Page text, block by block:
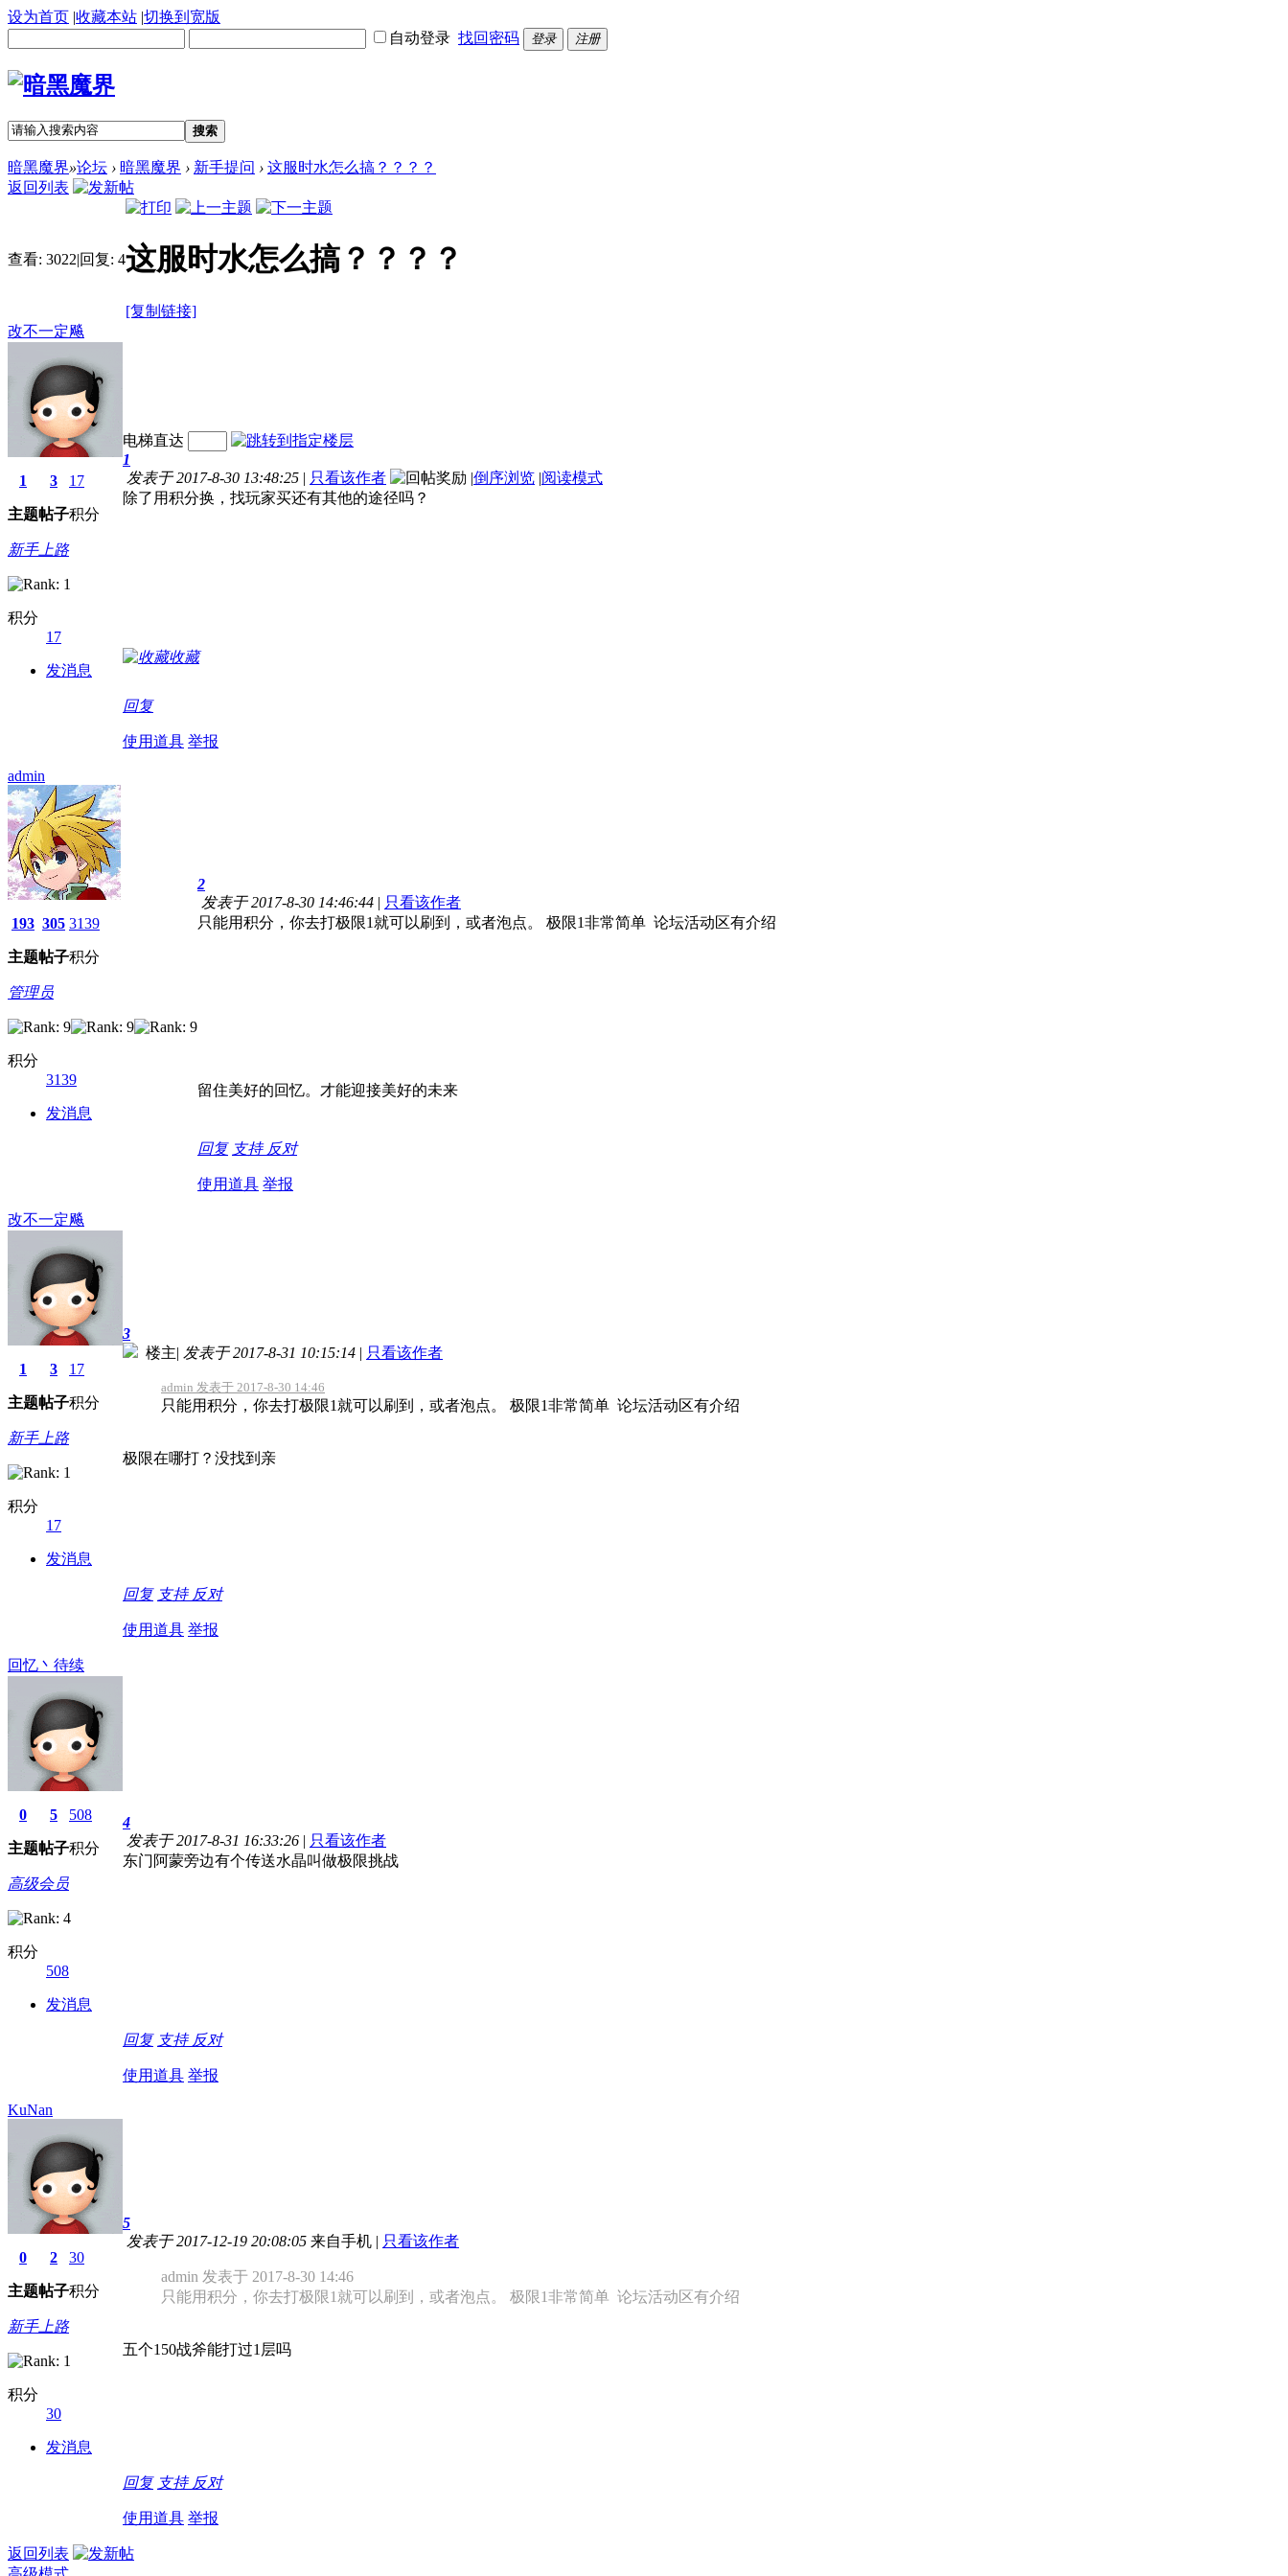
设为首页 |收藏本站 |切换到宽版
自动登录 找回密码 登录 注册
搜索
暗黑魔界»论坛 › 暗黑魔界 › 新手提问 › 这服时水怎么搞？？？？
返回列表
查看: 3022|回复: 4这服时水怎么搞？？？？
[复制链接]
改不一定飚
1
主题
3
帖子
17
积分
新手上路
积分
17
发消息
电梯直达
1
发表于 2017-8-30 13:48:25 | 只看该作者 |倒序浏览 |阅读模式
除了用积分换，找玩家买还有其他的途径吗？
收藏
回复
使用道具 举报
admin
193
主题
305
帖子
3139
积分
管理员
积分
3139
发消息
2
发表于 2017-8-30 14:46:44 | 只看该作者
只能用积分，你去打极限1就可以刷到，或者泡点。 极限1非常简单 论坛活动区有介绍
留住美好的回忆。才能迎接美好的未来
回复 支持 反对
使用道具 举报
改不一定飚
1
主题
3
帖子
17
积分
新手上路
积分
17
发消息
3
楼主| 发表于 2017-8-31 10:15:14 | 只看该作者
admin 发表于 2017-8-30 14:46
只能用积分，你去打极限1就可以刷到，或者泡点。 极限1非常简单 论坛活动区有介绍
极限在哪打？没找到亲
回复 支持 反对
使用道具 举报
回忆丶待续
0
主题
5
帖子
508
积分
高级会员
积分
508
发消息
4
发表于 2017-8-31 16:33:26 | 只看该作者
东门阿蒙旁边有个传送水晶叫做极限挑战
回复 支持 反对
使用道具 举报
KuNan
0
主题
2
帖子
30
积分
新手上路
积分
30
发消息
5
发表于 2017-12-19 20:08:05 来自手机 | 只看该作者
admin 发表于 2017-8-30 14:46
只能用积分，你去打极限1就可以刷到，或者泡点。 极限1非常简单 论坛活动区有介绍
五个150战斧能打过1层吗
回复 支持 反对
使用道具 举报
返回列表